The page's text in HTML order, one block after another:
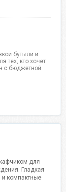
бутыли и
тех, кто хочет
с бюджетной
для
Гладкая
компактные